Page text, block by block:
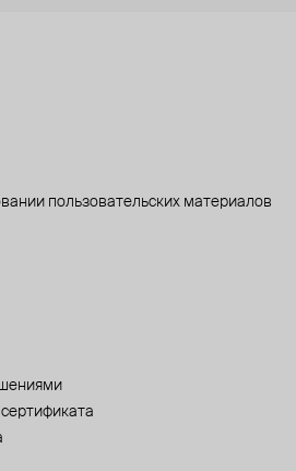
пользовательских материалов